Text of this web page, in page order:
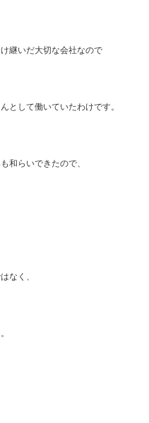
継いだ大切な会社なので
として働いていたわけです。
和らいできたので、
なく、